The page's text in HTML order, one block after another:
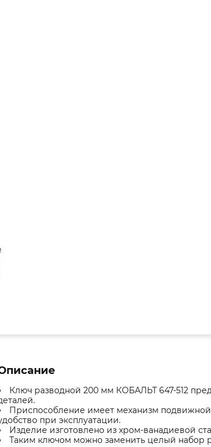
Ключ разводной 200 мм КОБАЛЬТ 647-512
Приспособление имеет механизм
при эксплуатации.
Изделие изготовлено из хром-ванадиевой
Таким ключом можно заменить целый набор